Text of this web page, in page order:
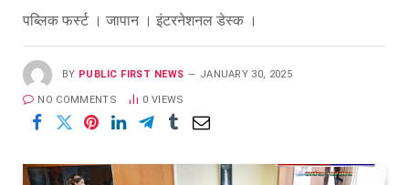
पब्लिक फर्स्ट । जापान । इंटरनेशनल डेस्क ।
BY PUBLIC FIRST NEWS JANUARY 30, 2025
NO COMMENTS 0 VIEWS